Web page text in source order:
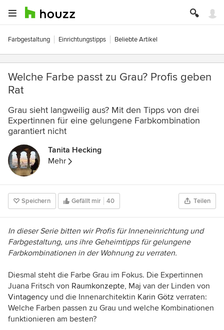
Farbgestaltung Einrichtungstipps Beliebte Artikel
Welche Farbe passt zu Grau? Profis geben
Rat
Grau sieht langweilig aus? Mit den Tipps von drei
Expertinnen für eine gelungene Farbkombination
garantiert nicht
Tanita Hecking
Mehr
Speichern Gefällt mir 40 Teilen
In dieser Serie bitten wir Profis für Inneneinrichtung und
Farbgestaltung, uns ihre Geheimtipps für gelungene
Farbkombinationen in der Wohnung zu verraten.
Diesmal steht die Farbe Grau im Fokus. Die Expertinnen
Juana Fritsch von Raumkonzepte, Maj van der Linden von
Vintagency und die Innenarchitektin Karin Götz verraten:
Welche Farben passen zu Grau und welche Kombinationen
funktionieren am besten?